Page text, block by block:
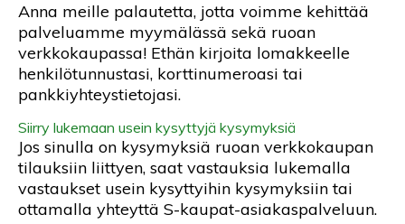
Anna meille palautetta, jotta voimme kehittää
palveluamme myymälässä sekä ruoan
verkkokaupassa! Ethän kirjoita lomakkeelle
henkilötunnustasi, korttinumeroasi tai
pankkiyhteystietojasi.
Siirry lukemaan usein kysyttyjä kysymyksiä
Jos sinulla on kysymyksiä ruoan verkkokaupan
tilauksiin liittyen, saat vastauksia lukemalla
vastaukset usein kysyttyihin kysymyksiin tai
ottamalla yhteyttä S-kaupat-asiakaspalveluun.